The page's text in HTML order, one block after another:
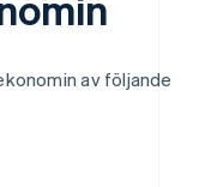
av följande